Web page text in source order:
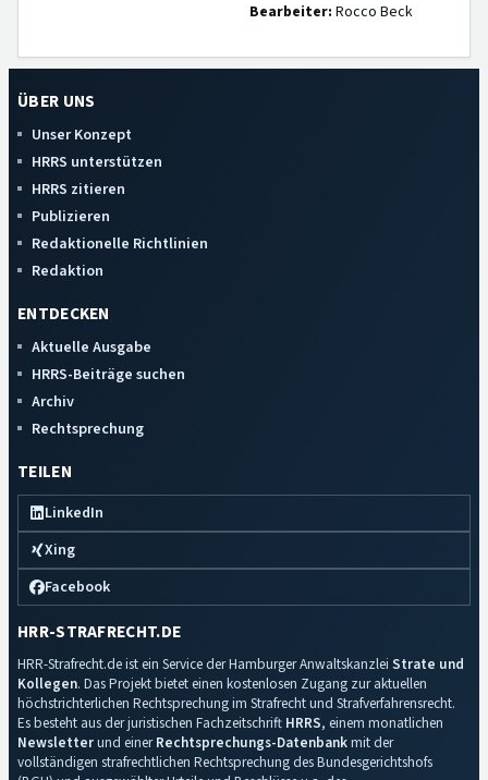
Bearbeiter: Rocco Beck
ÜBER UNS
Unser Konzept
HRRS unterstützen
HRRS zitieren
Publizieren
Redaktionelle Richtlinien
Redaktion
ENTDECKEN
Aktuelle Ausgabe
HRRS-Beiträge suchen
Archiv
Rechtsprechung
TEILEN
LinkedIn
Xing
Facebook
HRR-STRAFRECHT.DE
HRR-Strafrecht.de ist ein Service der Hamburger Anwaltskanzlei Strate und
Kollegen. Das Projekt bietet einen kostenlosen Zugang zur aktuellen
höchstrichterlichen Rechtsprechung im Strafrecht und Strafverfahrensrecht.
Es besteht aus der juristischen Fachzeitschrift HRRS, einem monatlichen
Newsletterund einerRechtsprechungs-Datenbankmit der
vollständigen strafrechtlichen Rechtsprechung des Bundesgerichtshofs